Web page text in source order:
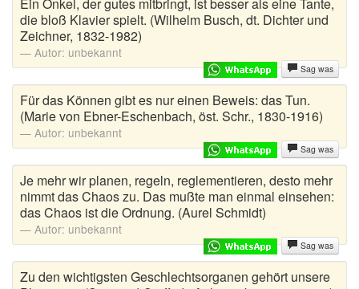
die bloß Klavier spielt. (Wilhelm Busch, dt. Dichter und
Zeichner, 1832-1982)
Autor: unbekannt
Sag was
Für das Können gibt es nur einen Beweis: das Tun.
(Marie von Ebner-Eschenbach, öst. Schr., 1830-1916)
Autor: unbekannt
Sag was
Je mehr wir planen, regeln, reglementieren, desto mehr
nimmt das Chaos zu. Das mußte man einmal einsehen:
das Chaos ist die Ordnung. (Aurel Schmidt)
Autor: unbekannt
Sag was
Zu den wichtigsten Geschlechtsorganen gehört unsere